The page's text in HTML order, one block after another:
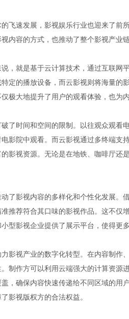
飞速发展，影视娱乐行业也迎来了前
内容的方式，也推动了整个影视产业
，就是基于云计算技术，通过互联网
定的播放设备，而云影视则将海量的
极大地提升了用户的观看体验，也为
了时间和空间的限制。以往观众观看
影院中观看。而云影视通过多终端支
影视资源。无论是在地铁、咖啡厅还
了影视内容的多样化和个性化发展。
推荐符合其口味的影视作品。这不仅
型影视企业提供了展示平台，使得更
影视产业的数字化转型。在内容制作
制作方可以利用云端强大的计算资源
，确保内容快速传递给不同区域的用
影视版权方的合法权益。